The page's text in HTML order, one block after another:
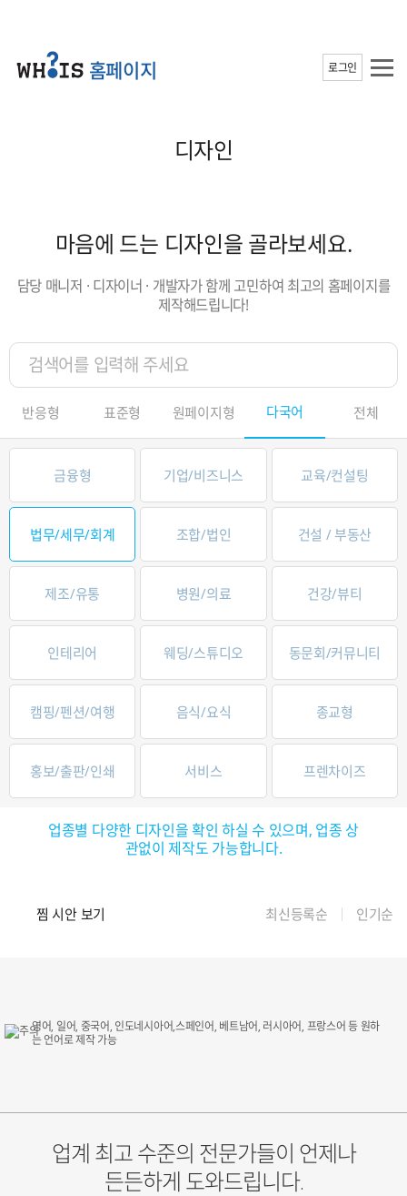
홈페이지 로그인
디자인
마음에 드는 디자인을 골라보세요.
담당 매니저 · 디자이너 · 개발자가 함께 고민하여 최고의 홈페이지를
제작해드립니다!
반응형 표준형 원페이지형 다국어 전체
금융형 기업/비즈니스 교육/컨설팅
법무/세무/회계 조합/법인 건설 / 부동산
제조/유통 병원/의료 건강/뷰티
인테리어 웨딩/스튜디오 동문회/커뮤니티
캠핑/펜션/여행 음식/요식 종교형
홍보/출판/인쇄 서비스 프렌차이즈
업종별 다양한 디자인을 확인 하실 수 있으며, 업종 상
관없이 제작도 가능합니다.
찜 시안 보기 최신등록순 인기순
영어, 일어, 중국어, 인도네시아어,스페인어, 베트남어, 러시아어, 프랑스어 등 원하
는 언어로 제작 가능
업계 최고 수준의 전문가들이 언제나
든든하게 도와드립니다.